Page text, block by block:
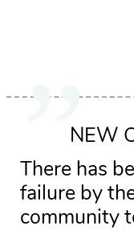
NEW
There has
failure by
community